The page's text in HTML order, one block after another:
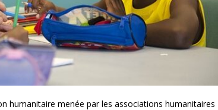
humanitaire menée par les associations humanitaires